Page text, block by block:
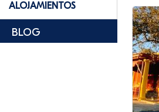
ALOJAMIENTOS
BLOG